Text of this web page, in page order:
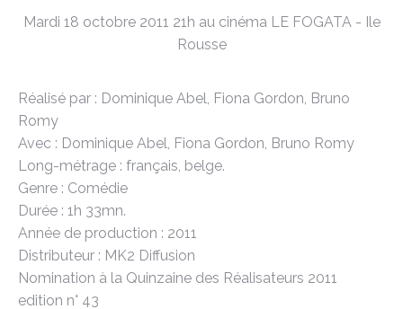
Mardi 18 octobre 2011 21h au cinéma LE FOGATA - Ile
Rousse
Réalisé par : Dominique Abel, Fiona Gordon, Bruno
Romy
Avec : Dominique Abel, Fiona Gordon, Bruno Romy
Long-métrage : français, belge.
Genre : Comédie
Durée : 1h 33mn.
Année de production : 2011
Distributeur : MK2 Diffusion
Nomination à la Quinzaine des Réalisateurs 2011
edition n° 43